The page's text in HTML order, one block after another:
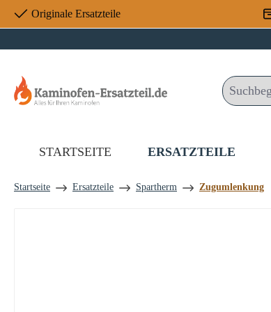
Hauptinhalt springen
Zur Suche springen
Zur Hauptnavigation springen
Originale Ersatzteile
STARTSEITE ERSATZTEILE
Startseite Ersatzteile Spartherm Zugumlenkung